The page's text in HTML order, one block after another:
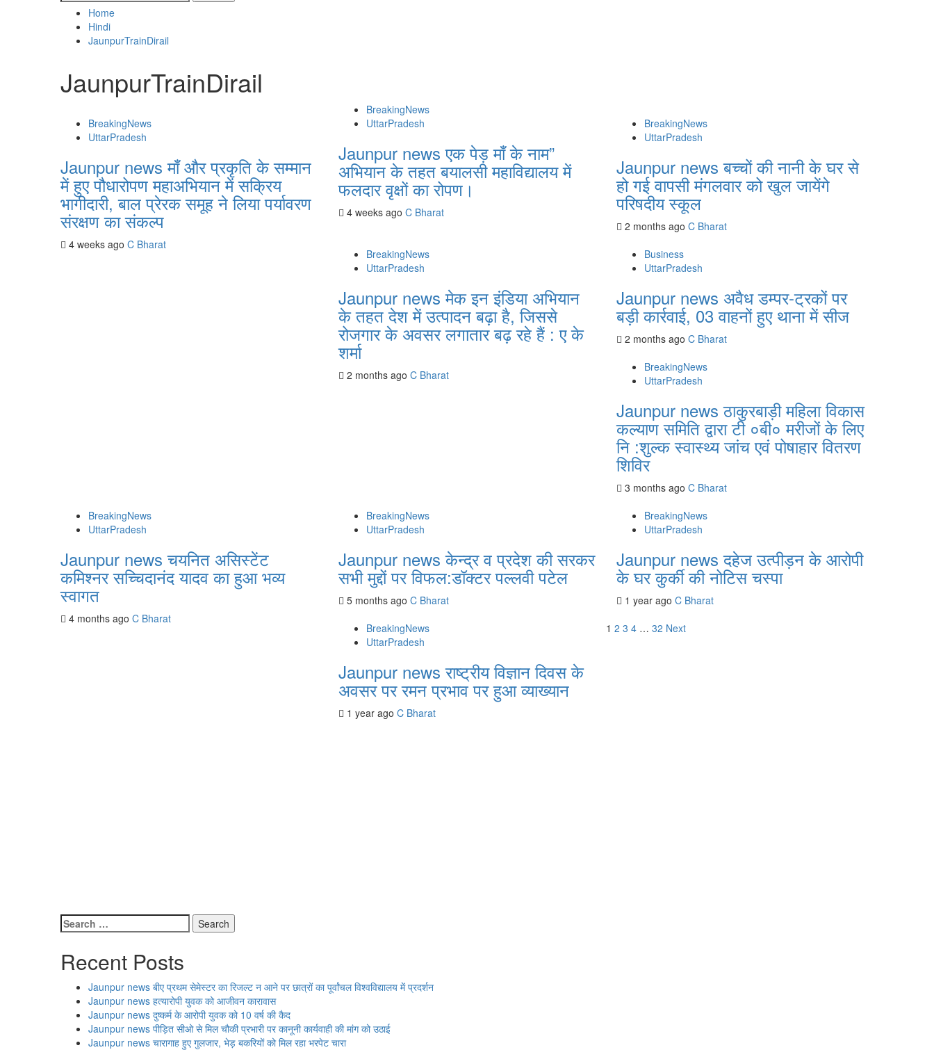
for:
Home
Hindi
JaunpurTrainDirail
JaunpurTrainDirail
BreakingNews
UttarPradesh
Jaunpur news माँ और प्रकृति के सम्मान
में हुए पौधारोपण महाअभियान में सक्रिय
भागीदारी, बाल प्रेरक समूह ने लिया पर्यावरण
संरक्षण का संकल्प
4 weeks ago C Bharat
BreakingNews
UttarPradesh
Jaunpur news एक पेड़ माँ के नाम”
अभियान के तहत बयालसी महाविद्यालय में
फलदार वृक्षों का रोपण।
4 weeks ago C Bharat
BreakingNews
UttarPradesh
Jaunpur news बच्चों की नानी के घर से
हो गई वापसी मंगलवार को खुल जायेंगे
परिषदीय स्कूल
2 months ago C Bharat
BreakingNews
UttarPradesh
Jaunpur news मेक इन इंडिया अभियान
के तहत देश में उत्पादन बढ़ा है, जिससे
रोजगार के अवसर लगातार बढ़ रहे हैं : ए के
शर्मा
2 months ago C Bharat
Business
UttarPradesh
Jaunpur news अवैध डम्पर-ट्रकों पर
बड़ी कार्रवाई, 03 वाहनों हुए थाना में सीज
2 months ago C Bharat
BreakingNews
UttarPradesh
Jaunpur news ठाकुरबाड़ी महिला विकास
कल्याण समिति द्वारा टी ०बी० मरीजों के लिए
नि :शुल्क स्वास्थ्य जांच एवं पोषाहार वितरण
शिविर
3 months ago C Bharat
BreakingNews
UttarPradesh
Jaunpur news चयनित असिस्टेंट
कमिश्नर सच्चिदानंद यादव का हुआ भव्य
स्वागत
4 months ago C Bharat
BreakingNews
UttarPradesh
Jaunpur news केन्द्र व प्रदेश की सरकर
सभी मुद्दों पर विफल:डॉक्टर पल्लवी पटेल
5 months ago C Bharat
BreakingNews
UttarPradesh
Jaunpur news दहेज उत्पीड़न के आरोपी
के घर कुर्की की नोटिस चस्पा
1 year ago C Bharat
BreakingNews
UttarPradesh
Jaunpur news राष्ट्रीय विज्ञान दिवस के
अवसर पर रमन प्रभाव पर हुआ व्याख्यान
1 year ago C Bharat
Posts
1 2 3 4 … 32 Next
Search
for:
Recent Posts
Jaunpur news बीए प्रथम सेमेस्टर का रिजल्ट न आने पर छात्रों का पूर्वांचल विश्वविद्यालय में प्रदर्शन
Jaunpur news हत्यारोपी युवक को आजीवन कारावास
Jaunpur news दुष्कर्म के आरोपी युवक को 10 वर्ष की कैद
Jaunpur news पीड़ित सीओ से मिल चौकी प्रभारी पर कानूनी कार्यवाही की मांग को उठाई
Jaunpur news चारागाह हुए गुलजार, भेड़ बकरियों को मिल रहा भरपेट चारा